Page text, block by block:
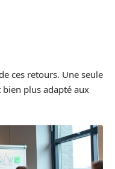
ces retours. Une seule
plus adapté aux